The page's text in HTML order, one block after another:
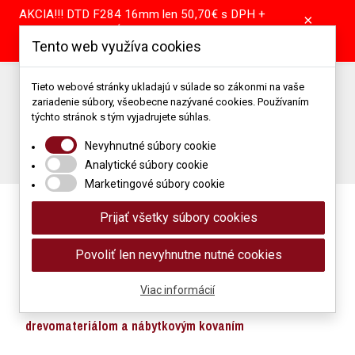
×
AKCIA!!! DTD F284 16mm len 50,70€ s DPH +
pílenie tabule GRÁTIS! DTD A907 16mm len
39,55€ s DPH + pílenie tabule GRÁTIS!
Predajňa: +421 904 867 344 | +421 37 64 25 101
Porez: +421 905 514 679
Podlahové štúdio: +421 907 866 118
Napíšte nám: obchod@mimidrevomaterial.sk
Porez materiálu
drevomateriálom a nábytkovým kovaním
Tento web využíva cookies
Tieto webové stránky ukladajú v súlade so zákonmi na vaše
zariadenie súbory, všeobecne nazývané cookies. Používaním
týchto stránok s tým vyjadrujete súhlas.
Nevyhnutné súbory cookie
Analytické súbory cookie
Marketingové súbory cookie
Prijať všetky súbory cookies
Povoliť len nevyhnutne nutné cookies
Viac informácií